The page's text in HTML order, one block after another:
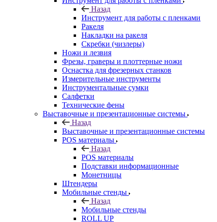
Назад
Инструмент для работы с пленками
Ракеля
Накладки на ракеля
Скребки (чизлеры)
Ножи и лезвия
Фрезы, граверы и плоттерные ножи
Оснастка для фрезерных станков
Измерительные инструменты
Инструментальные сумки
Салфетки
Технические фены
Выставочные и презентационные системы
Назад
Выставочные и презентационные системы
POS материалы
Назад
POS материалы
Подставки информационные
Монетницы
Штендеры
Мобильные стенды
Назад
Мобильные стенды
ROLL UP